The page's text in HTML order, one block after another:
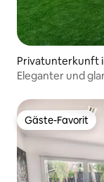
Privatunterkunft
Eleganter und
Gäste-Favorit
Gäste-Favorit